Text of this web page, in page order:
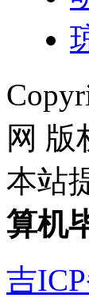
网 版
本站
算机
吉